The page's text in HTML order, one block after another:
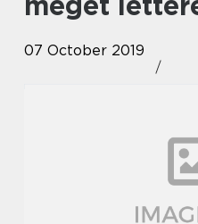
07 October 2019